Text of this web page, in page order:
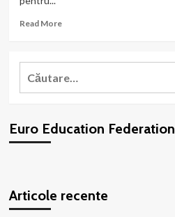
semnat
pensionarea
cadrelor
didactice
ani
de
Read MoreRead
Comunicat
de
EDUCATION”
președintelui
Caută
Euro Education Federation
Articole recente